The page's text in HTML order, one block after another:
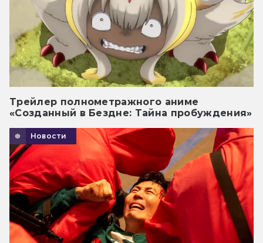
Трейлер полнометражного аниме
«Созданный в Бездне: Тайна пробуждения»
Новости